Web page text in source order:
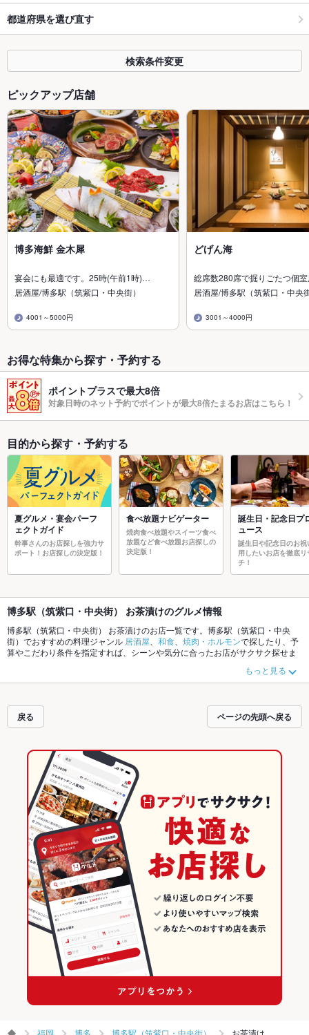
都道府県を選び直す
検索条件変更
ピックアップ店舗
博多海鮮 金木犀
宴会にも最適です。25時(午前1時)…
居酒屋/博多駅（筑紫口・中央街）
4001～5000円
どげん海
総席数280席で掘りごたつ個
居酒屋/博多駅（筑紫口・中央
3001～4000円
お得な特集から探す・予約する
ポイントプラスで最大8倍
対象日時のネット予約でポイントが最大8倍たまるお店はこちら！
目的から探す・予約する
夏グルメ・宴会パーフ
ェクトガイド
幹事さんのお店探しを強力サ
ポート！お店探しの決定版！
食べ放題ナビゲーター
焼肉食べ放題やスイーツ食べ
放題など食べ放題お店探しの
決定版！
誕生日・記念日プ
ュース
誕生日や記念日のお祝
用したいお店を徹底リ
チ！
博多駅（筑紫口・中央街） お茶漬けのグルメ情報
博多駅（筑紫口・中央街） お茶漬けのお店一覧です。博多駅（筑紫口・中央
街）でおすすめの料理ジャンル 居酒屋 和食 焼肉・ホルモンで探したり、予
算やこだわり条件を指定すれば、シーンや気分に合ったお店がサクサク探せま
もチェックしてみてくださ
い。ホットペッパーグルメなら、お得なクーポンはもちろん、こだわりメニュ
ご紹介しているので安心！24時間使える簡単便利なネット予約が使えるお店も
拡大中です。友達どうしの飲み会にも、会社の宴会にも、デートやパーティー
にもお得に便利にホットペッパーグルメをご利用ください。
もっと見る
戻る ページの先頭へ戻る